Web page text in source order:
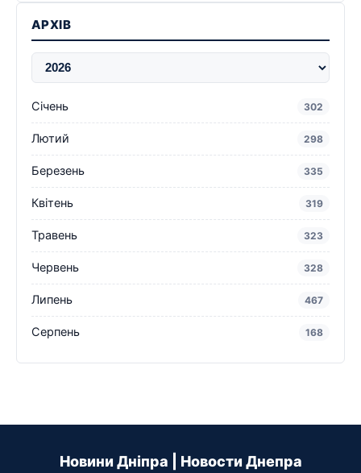
АРХІВ
Січень 302
Лютий 298
Березень 335
Квітень 319
Травень 323
Червень 328
Липень 467
Серпень 168
Новини Дніпра | Новости Днепра